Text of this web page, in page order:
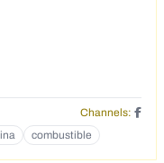
Channels:
combustible